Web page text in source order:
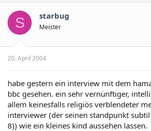
S starbug
Meister
20. April 2004
habe gestern ein interview mit dem
bbc gesehen. ein sehr vernünftiger,
allem keinesfalls religiös verblendeter
interviewer (der seinen standpunkt
8)) wie ein kleines kind aussehen lassen.